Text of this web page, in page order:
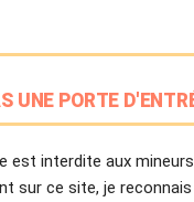
UNE PORTE
est interdite aux
sur ce site, je